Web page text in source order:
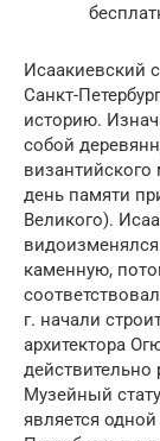
Исаакиевский
Санкт-
историю.
собой
византийского
день памяти
Великого).
каменную,
г. начали
архитектора
Музейный
является